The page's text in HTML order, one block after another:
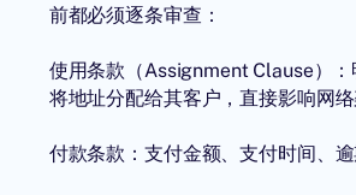
前都必须逐条审查：
使用条款（Assignment Clause）
将地址分配给其客户，直接影响网络
付款条款：支付金额、支付时间、逾